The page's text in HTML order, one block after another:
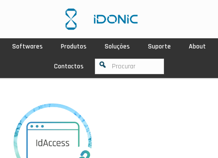
Softwares Produtos Soluções Suporte About
Contactos